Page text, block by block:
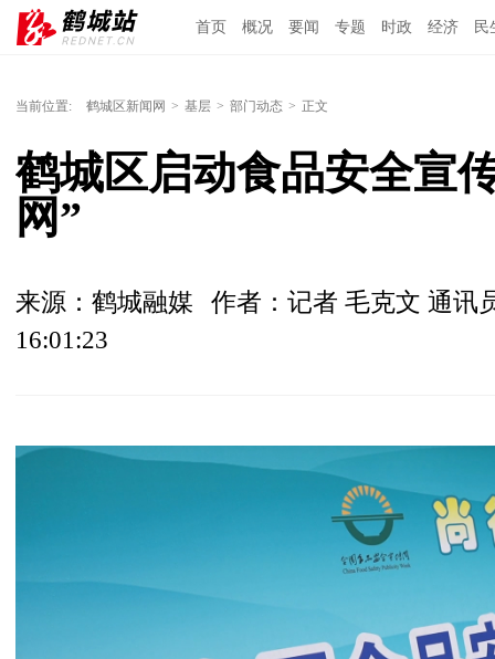
首页 概况 要闻 专题 时政 经济 民
当前位置: 鹤城区新闻网 > 基层 > 部门动态 > 正文
鹤城区启动食品安全宣
网”
来源：鹤城融媒
作者：记者 毛克文 通讯
16:01:23